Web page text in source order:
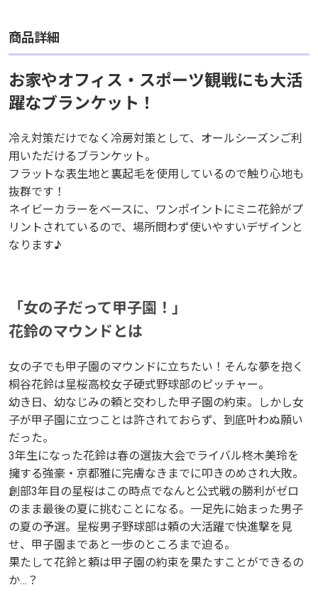
商品詳細
お家やオフィス・スポーツ観戦にも大活
躍なブランケット！
冷え対策だけでなく冷房対策として、オールシーズンご利
用いただけるブランケット。
フラットな表生地と裏起毛を使用しているので触り心地も
抜群です！
ネイビーカラーをベースに、ワンポイントにミニ花鈴がプ
リントされているので、場所問わず使いやすいデザインと
なります♪
「女の子だって甲子園！」
花鈴のマウンドとは
女の子でも甲子園のマウンドに立ちたい！そんな夢を抱く
桐谷花鈴は星桜高校女子硬式野球部のピッチャー。
幼き日、幼なじみの頼と交わした甲子園の約束。しかし女
子が甲子園に立つことは許されておらず、到底叶わぬ願い
だった。
3年生になった花鈴は春の選抜大会でライバル柊木美玲を
擁する強豪・京都雅に完膚なきまでに叩きのめされ大敗。
創部3年目の星桜はこの時点でなんと公式戦の勝利がゼロ
のまま最後の夏に挑むことになる。一足先に始まった男子
の夏の予選。星桜男子野球部は頼の大活躍で快進撃を見
せ、甲子園まであと一歩のところまで迫る。
果たして花鈴と頼は甲子園の約束を果たすことができるの
か…？